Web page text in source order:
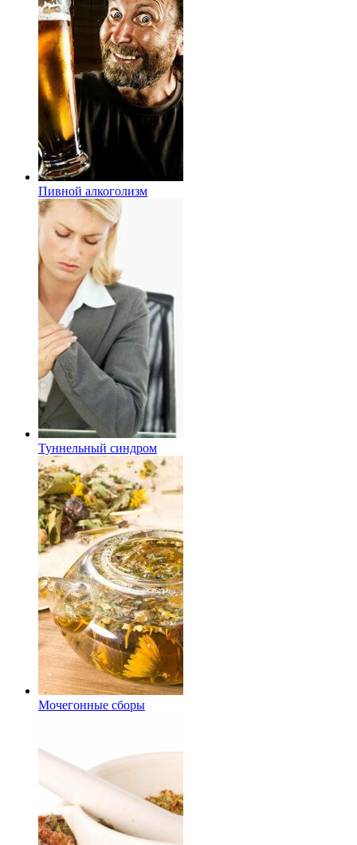
Пивной алкоголизм
Туннельный синдром
Мочегонные сборы